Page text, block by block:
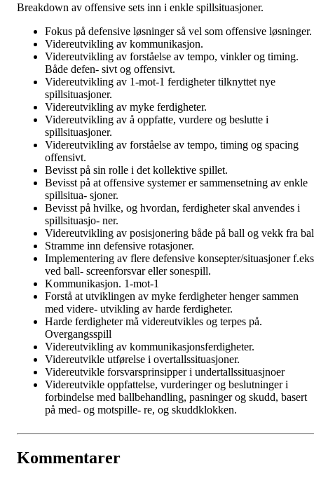
Breakdown av offensive sets inn i enkle spillsituasjoner.
Fokus på defensive løsninger så vel som offensive løsninger.
Videreutvikling av kommunikasjon.
Videreutvikling av forståelse av tempo, vinkler og timing.
Både defen- sivt og offensivt.
Videreutvikling av 1-mot-1 ferdigheter tilknyttet nye
spillsituasjoner.
Videreutvikling av myke ferdigheter.
Videreutvikling av å oppfatte, vurdere og beslutte i
spillsituasjoner.
Videreutvikling av forståelse av tempo, timing og spacing
offensivt.
Bevisst på sin rolle i det kollektive spillet.
Bevisst på at offensive systemer er sammensetning av enkle
spillsitua- sjoner.
Bevisst på hvilke, og hvordan, ferdigheter skal anvendes i
spillsituasjo- ner.
Videreutvikling av posisjonering både på ball og vekk fra
Stramme inn defensive rotasjoner.
Implementering av flere defensive konsepter/situasjoner
ved ball- screenforsvar eller sonespill.
Kommunikasjon. 1-mot-1
Forstå at utviklingen av myke ferdigheter henger sammen
med videre- utvikling av harde ferdigheter.
Harde ferdigheter må videreutvikles og terpes på.
Overgangsspill
Videreutvikling av kommunikasjonsferdigheter.
Videreutvikle utførelse i overtallssituasjoner.
Videreutvikle forsvarsprinsipper i undertallssituasjnoer
Videreutvikle oppfattelse, vurderinger og beslutninger i
forbindelse med ballbehandling, pasninger og skudd, basert
på med- og motspille- re, og skuddklokken.
Kommentarer